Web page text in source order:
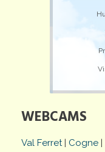
WEBCAMS
Val Ferret| Cogne |